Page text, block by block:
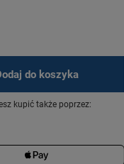
do koszyka
kupić także poprzez: